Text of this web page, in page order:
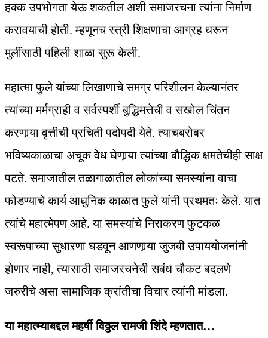
हक्क उपभोगता येऊ शकतील अशी समाजरचना त्यांना निर्माण
करावयाची होती. म्हणूनच स्त्री शिक्षणाचा आग्रह धरून
मुलींसाठी पहिली शाळा सुरू केली.
महात्मा फुले यांच्या लिखाणाचे समग्र परिशीलन केल्यानंतर
त्यांच्या मर्मग्राही व सर्वस्पर्शी बुद्धिमत्तेची व सखोल चिंतन
करणार्‍या वृत्तीची प्रचिती पदोपदी येते. त्याचबरोबर
भविष्यकाळाचा अचूक वेध घेणार्‍या त्यांच्या बौद्धिक क्षमतेचीही साक्ष
पटते. समाजातील तळागाळातील लोकांच्या समस्यांना वाचा
फोडण्याचे कार्य आधुनिक काळात फुले यांनी प्रथमतः केले. यात
त्यांचे महात्मेपण आहे. या समस्यांचे निराकरण फुटकळ
स्वरूपाच्या सुधारणा घडवून आणणार्‍या जुजबी उपाययोजनांनी
होणार नाही, त्यासाठी समाजरचनेची सबंध चौकट बदलणे
जरुरीचे असा सामाजिक क्रांतीचा विचार त्यांनी मांडला.
या महात्म्याबद्दल महर्षी विठ्ठल रामजी शिंदे म्हणतात…